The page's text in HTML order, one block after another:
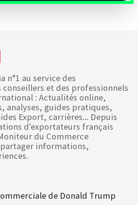
n°1 au service des
et des professionnels
: Actualités online,
analyses, guides pratiques,
Export, carrières... Depuis
d'exportateurs français
du Commerce
informations,
de Donald Trump